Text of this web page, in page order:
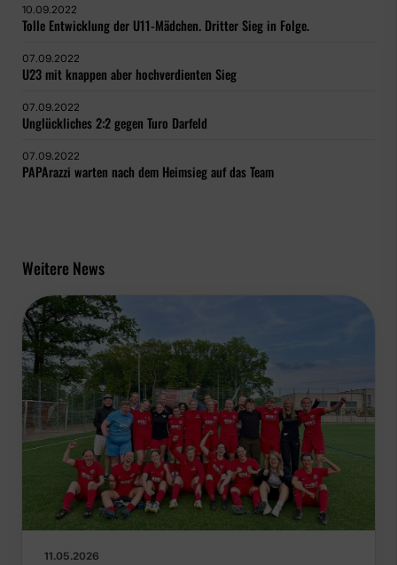
10.09.2022
Tolle Entwicklung der U11-Mädchen. Dritter Sieg in Folge.
07.09.2022
U23 mit knappen aber hochverdienten Sieg
07.09.2022
Unglückliches 2:2 gegen Turo Darfeld
07.09.2022
PAPArazzi warten nach dem Heimsieg auf das Team
Weitere News
11.05.2026